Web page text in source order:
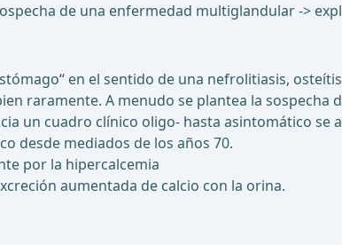
de una enfermedad multiglandular ->
en el sentido de una nefrolitiasis,
raramente. A menudo se plantea la sospecha
un cuadro clínico oligo- hasta asintomático
desde mediados de los años 70.
por la hipercalcemia
aumentada de calcio con la orina.